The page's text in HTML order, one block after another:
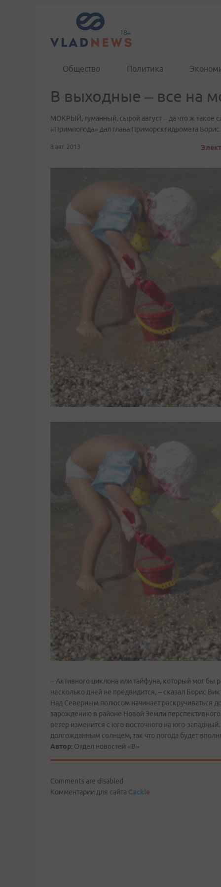
Общество Политика
В выходные – все на
МОКРЫЙ, туманный, сырой август – да что ж такое
«Примпогода» дал глава Приморскгидромета Борис
8 авг. 2013
– Активного циклона или тайфуна, который мог бы
несколько дней не предвидится, – сказал Борис
Над Северным полюсом начинает раскручиваться
зарождению в районе Новой Земли
ветер изменится с юго-восточного на юго-
долгожданным солнцем, так что погода будет
Автор: Отдел новостей «В»
Comments are disabled
Комментарии для сайта Cackle